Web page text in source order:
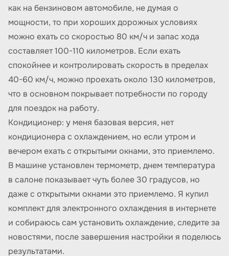
как на бензиновом автомобиле, не думая о
мощности, то при хороших дорожных условиях
можно ехать со скоростью 80 км/ч и запас хода
составляет 100-110 километров. Если ехать
спокойнее и контролировать скорость в пределах
40-60 км/ч, можно проехать около 130 километров,
что в основном покрывает потребности по городу
для поездок на работу.
Кондиционер: у меня базовая версия, нет
кондиционера с охлаждением, но если утром и
вечером ехать с открытыми окнами, это приемлемо.
В машине установлен термометр, днем температура
в салоне показывает чуть более 30 градусов, но
даже с открытыми окнами это приемлемо. Я купил
комплект для электронного охлаждения в интернете
и собираюсь сам установить охлаждение, следите за
новостями, после завершения настройки я поделюсь
результатами.